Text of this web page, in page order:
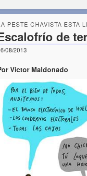
PESTE CHAVISTA ESTA
de
08/2013
Víctor Maldonado